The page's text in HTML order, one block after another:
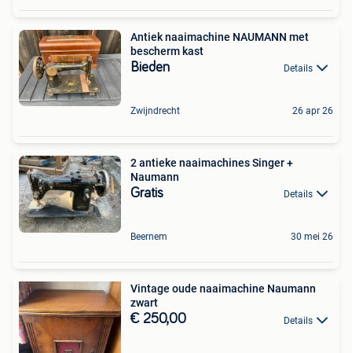
Antiek naaimachine NAUMANN met
bescherm kast
Bieden Details
Zwijndrecht 26 apr 26
2 antieke naaimachines Singer +
Naumann
Gratis Details
Beernem 30 mei 26
Vintage oude naaimachine Naumann
zwart
€ 250,00 Details